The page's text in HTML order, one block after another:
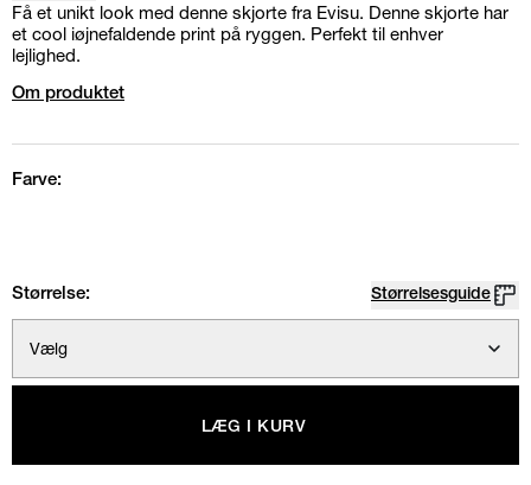
Få et unikt look med denne skjorte fra Evisu. Denne skjorte har
et cool iøjnefaldende print på ryggen. Perfekt til enhver
lejlighed.
Om produktet
Farve:
Størrelse: Størrelsesguide
Vælg
LÆG I KURV